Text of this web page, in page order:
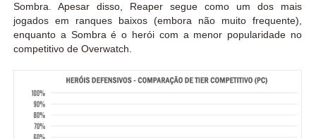
Sombra. Apesar disso, Reaper segue como um dos mais
jogados em ranques baixos (embora não muito frequente),
enquanto a Sombra é o herói com a menor popularidade no
competitivo de Overwatch.